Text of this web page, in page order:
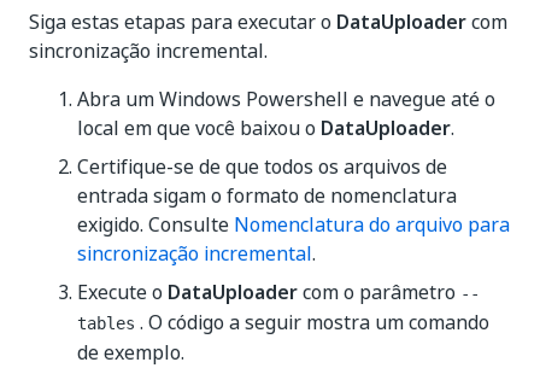
Siga estas etapas para executar o DataUploadercom
sincronização incremental.
Abra um Windows Powershell e navegue até o
local em que você baixou o DataUploader.
Certifique-se de que todos os arquivos de
entrada sigam o formato de nomenclatura
exigido. Consulte Nomenclatura do arquivo para
sincronização incremental.
Execute o DataUploadercom o parâmetro --
tables . O código a seguir mostra um comando
de exemplo.